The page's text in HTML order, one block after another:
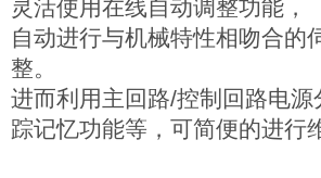
灵活使用在线自动调整功能，
自动进行与机械特性相吻合的
整。
进而利用主回路/控制回路电源
踪记忆功能等，可简便的进行